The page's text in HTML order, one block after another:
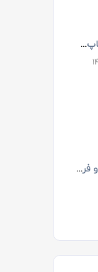
۵ اشتباه رایج استارتاپ‌ها...
راهنمای جامع خرید و فروش...